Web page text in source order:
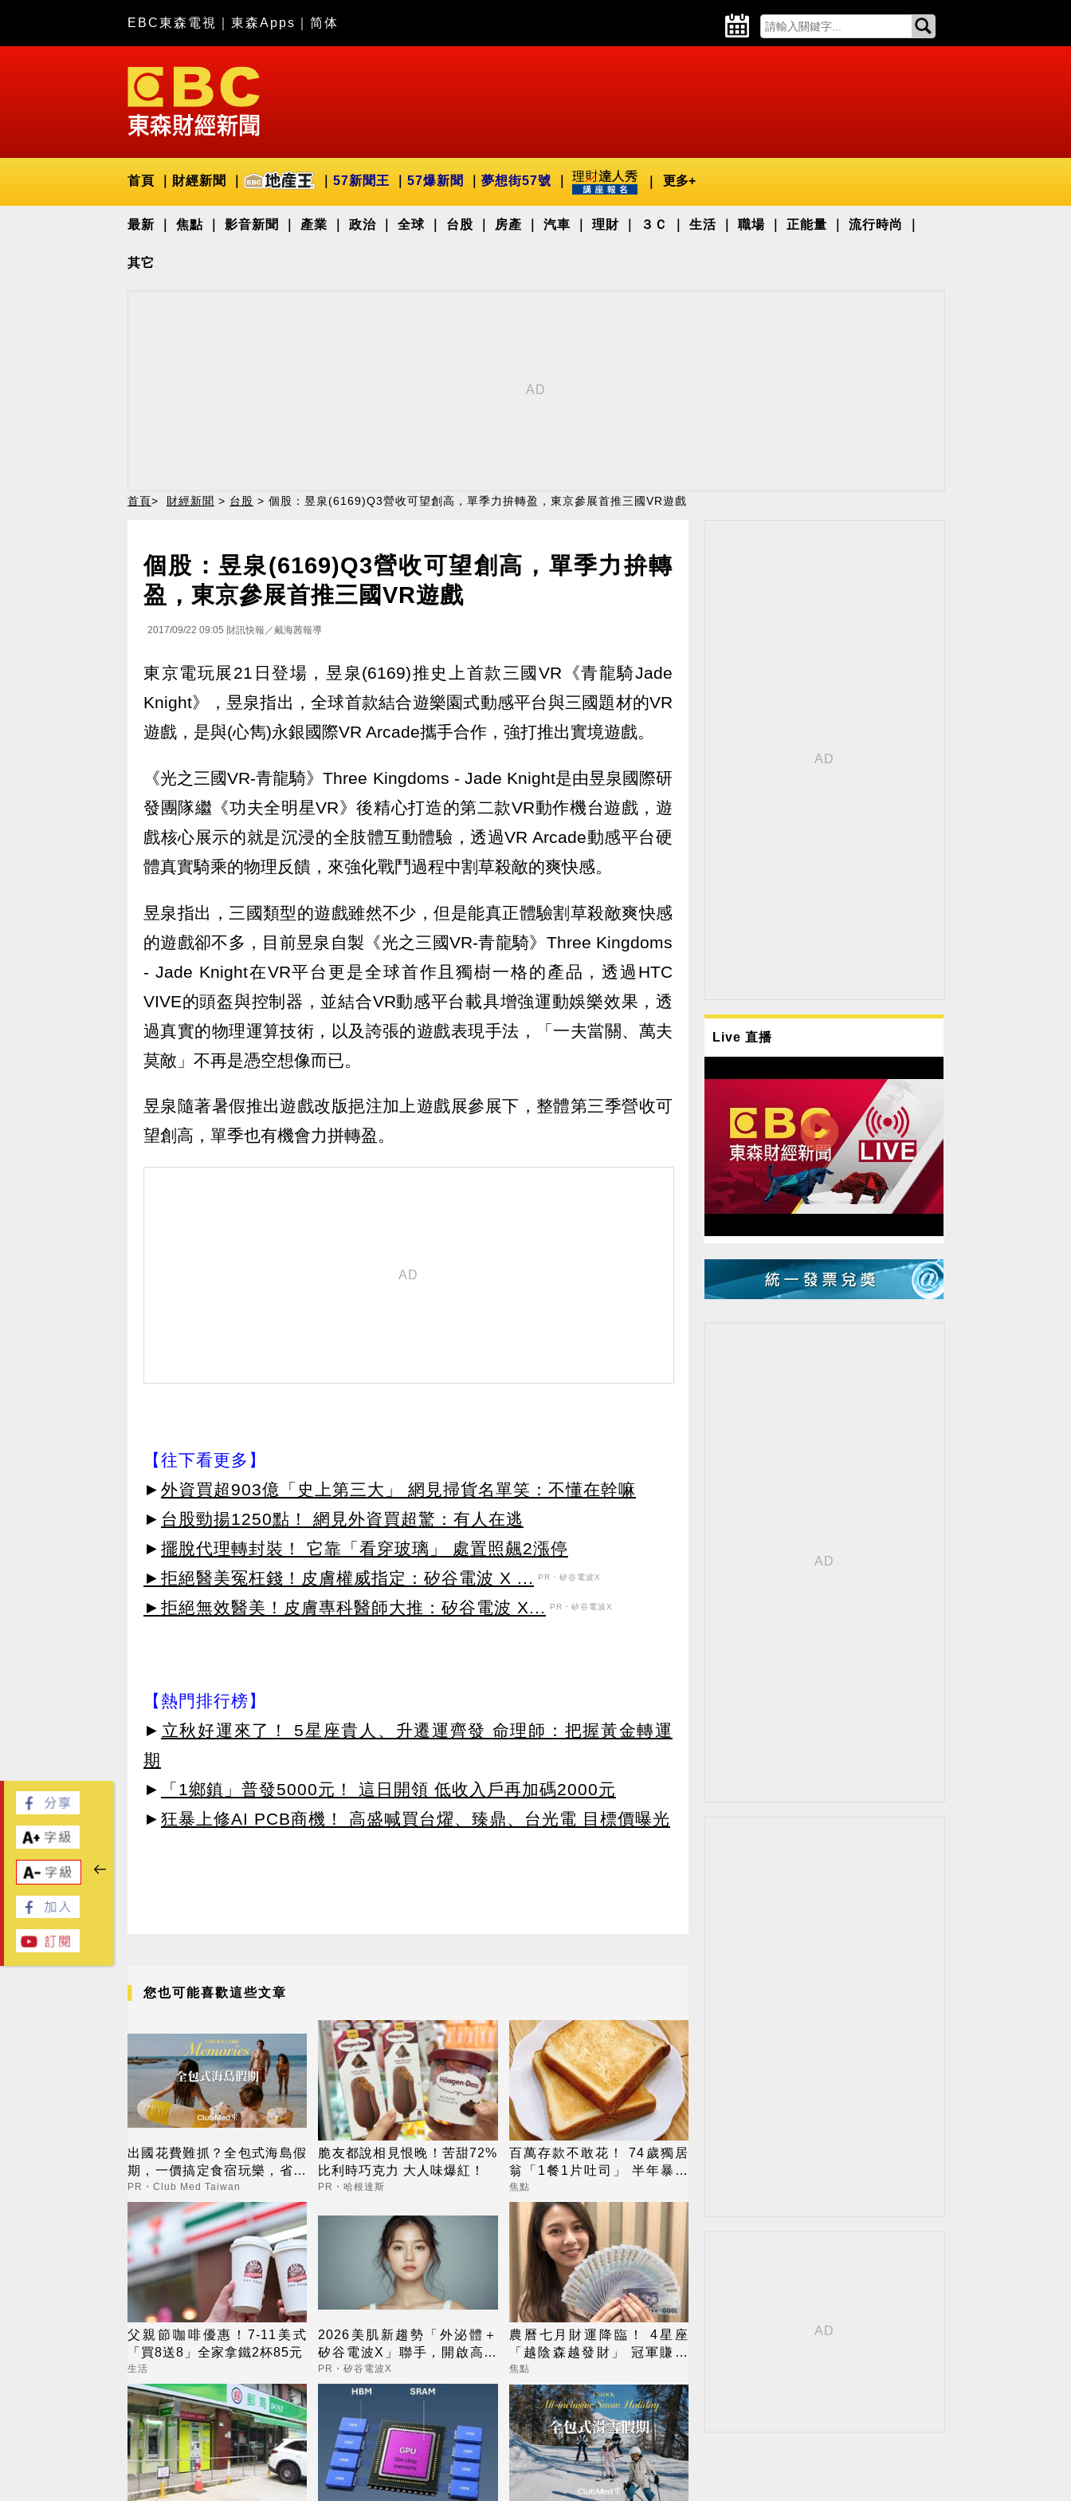
EBC東森電視 東森Apps 简体
首頁 財經新聞 57新聞王 57爆新聞 夢想街57號 更多+
最新 焦點 影音新聞 產業 政治 全球 台股 房產 汽車 理財 ３Ｃ 生活 職場 正能量 流行時尚
其它
首頁> 財經新聞 > 台股 > 個股：昱泉(6169)Q3營收可望創高，單季力拚轉盈，東京參展首推三國VR遊戲
個股：昱泉(6169)Q3營收可望創高，單季力拚轉
盈，東京參展首推三國VR遊戲
2017/09/22 09:05 財訊快報／戴海茜報導
東京電玩展21日登場，昱泉(6169)推史上首款三國VR《青龍騎Jade
Knight》，昱泉指出，全球首款結合遊樂園式動感平台與三國題材的VR
遊戲，是與(心雋)永銀國際VR Arcade攜手合作，強打推出實境遊戲。
《光之三國VR-青龍騎》Three Kingdoms - Jade Knight是由昱泉國際研
發團隊繼《功夫全明星VR》後精心打造的第二款VR動作機台遊戲，遊
戲核心展示的就是沉浸的全肢體互動體驗，透過VR Arcade動感平台硬
體真實騎乘的物理反饋，來強化戰鬥過程中割草殺敵的爽快感。
昱泉指出，三國類型的遊戲雖然不少，但是能真正體驗割草殺敵爽快感
的遊戲卻不多，目前昱泉自製《光之三國VR-青龍騎》Three Kingdoms
- Jade Knight在VR平台更是全球首作且獨樹一格的產品，透過HTC
VIVE的頭盔與控制器，並結合VR動感平台載具增強運動娛樂效果，透
過真實的物理運算技術，以及誇張的遊戲表現手法，「一夫當關、萬夫
莫敵」不再是憑空想像而已。
昱泉隨著暑假推出遊戲改版挹注加上遊戲展參展下，整體第三季營收可
望創高，單季也有機會力拼轉盈。
【往下看更多】
► 外資買超903億「史上第三大」 網見掃貨名單笑：不懂在幹嘛
► 台股勁揚1250點！ 網見外資買超驚：有人在逃
► 擺脫代理轉封裝！ 它靠「看穿玻璃」 處置照飆2漲停
►拒絕醫美冤枉錢！皮膚權威指定：矽谷電波 X ...
PR・矽谷電波X
►拒絕無效醫美！皮膚專科醫師大推：矽谷電波 X... PR・矽谷電波X
【熱門排行榜】
► 立秋好運來了！ 5星座貴人、升遷運齊發 命理師：把握黃金轉運
期
►
「1鄉鎮」普發5000元！ 這日開領 低收入戶再加碼2000元
► 狂暴上修AI PCB商機！ 高盛喊買台燿、臻鼎、台光電 目標價曝光
您也可能喜歡這些文章
出國花費難抓？全包式海島假
期，一價搞定食宿玩樂，省錢
更省心！
PR・Club Med Taiwan
脆友都說相見恨晚！苦甜72%
比利時巧克力 大人味爆紅！
PR・哈根達斯
百萬存款不敢花！ 74歲獨居
翁「1餐1片吐司」 半年暴瘦
嚇壞女兒
焦點
父親節咖啡優惠！7-11美式
「買8送8」全家拿鐵2杯85元
生活
2026美肌新趨勢「外泌體＋
矽谷電波X」聯手，開啟高階
養膚新世代
PR・矽谷電波X
農曆七月財運降臨！ 4星座
「越陰森越發財」 冠軍賺到
翻
焦點
Live 直播